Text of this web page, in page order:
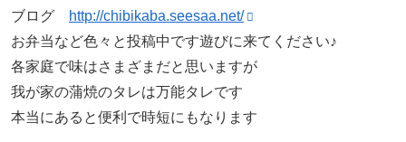
ブログ
http://chibikaba.seesaa.net/
お弁当など色々と投稿中です遊びに来てください♪
各家庭で味はさまざまだと思いますが
我が家の蒲焼のタレは万能タレです
本当にあると便利で時短にもなります